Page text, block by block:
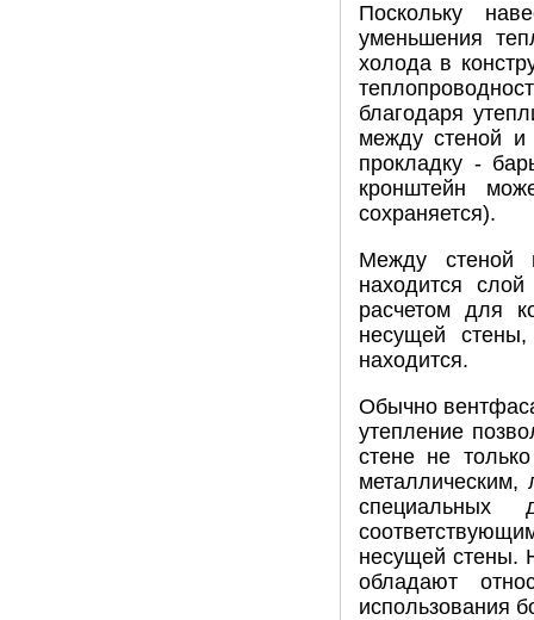
Поскольку
уменьшения
холода в
благодаря
между стеной и
прокладку -
кронштейн
сохраняется).
Между стеной
находится слой
расчетом для
несущей
находится.
Обычно
утепление
стене не
металлическим,
специальных
несущей стены.
обладают
использования